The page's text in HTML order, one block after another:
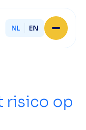
NL EN
je aan
risico op